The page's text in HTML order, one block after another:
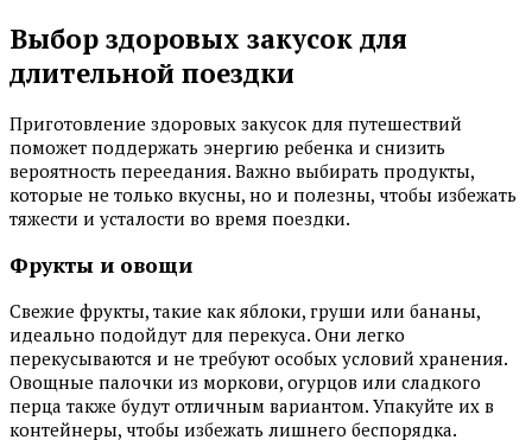
Выбор здоровых закусок для
длительной поездки
Приготовление здоровых закусок для путешествий
поможет поддержать энергию ребенка и снизить
вероятность переедания. Важно выбирать продукты,
которые не только вкусны, но и полезны, чтобы избежать
тяжести и усталости во время поездки.
Фрукты и овощи
Свежие фрукты, такие как яблоки, груши или бананы,
идеально подойдут для перекуса. Они легко
перекусываются и не требуют особых условий хранения.
Овощные палочки из моркови, огурцов или сладкого
перца также будут отличным вариантом. Упакуйте их в
контейнеры, чтобы избежать лишнего беспорядка.